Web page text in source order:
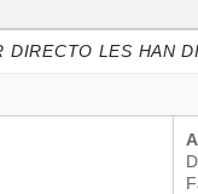
DIRECTO LES HAN